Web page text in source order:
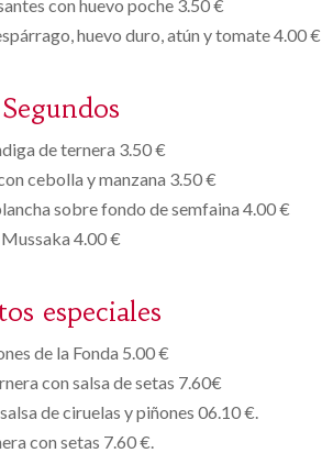
con huevo poche 3.50 €
huevo duro, atún y tomate 4.00 €
Segundos
de ternera 3.50 €
cebolla y manzana 3.50 €
sobre fondo de semfaina 4.00 €
Mussaka 4.00 €
especiales
de la Fonda 5.00 €
con salsa de setas 7.60€
de ciruelas y piñones 06.10 €.
con setas 7.60 €.